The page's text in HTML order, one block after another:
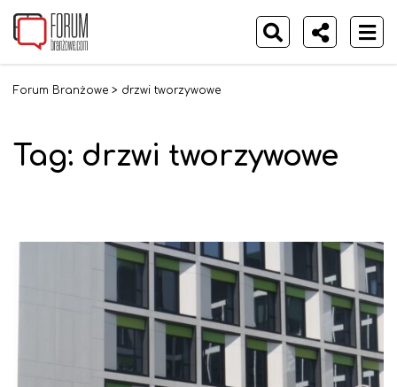
Forum Branżowe > drzwi tworzywowe
Tag: drzwi tworzywowe